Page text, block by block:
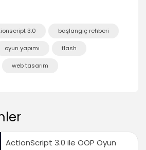
kullanımı
kullanımı
Ne için kullanılır?
nelerdir?
3.0 başlangıç rehberi
oyun yapımı flash
web tasarım
ActionScript 3.0 ile OOP Oyun